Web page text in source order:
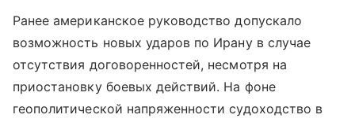
Ранее американское руководство допускало
возможность новых ударов по Ирану в случае
отсутствия договоренностей, несмотря на
приостановку боевых действий. На фоне
геополитической напряженности судоходство в